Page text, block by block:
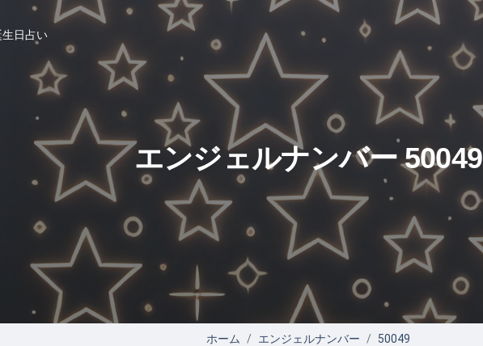
日占い
エンジェルナンバー 50049
ホーム エンジェルナンバー 50049